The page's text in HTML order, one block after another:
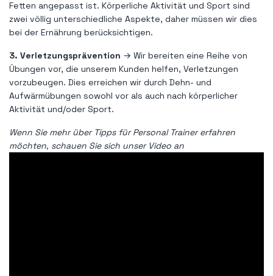
Fetten angepasst ist. Körperliche Aktivität und Sport sind
zwei völlig unterschiedliche Aspekte, daher müssen wir dies
bei der Ernährung berücksichtigen.
3. Verletzungsprävention → Wir bereiten eine Reihe von
Übungen vor, die unserem Kunden helfen, Verletzungen
vorzubeugen. Dies erreichen wir durch Dehn- und
Aufwärmübungen sowohl vor als auch nach körperlicher
Aktivität und/oder Sport.
Wenn Sie mehr über Tipps für Personal Trainer erfahren
möchten, schauen Sie sich unser Video an